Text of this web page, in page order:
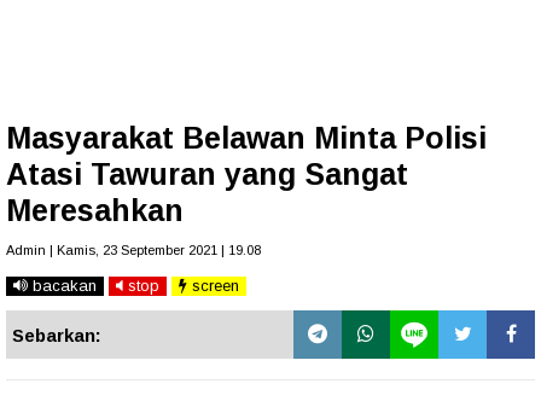
Masyarakat Belawan Minta Polisi
Atasi Tawuran yang Sangat
Meresahkan
Admin | Kamis, 23 September 2021 | 19.08
bacakan stop screen
Sebarkan: